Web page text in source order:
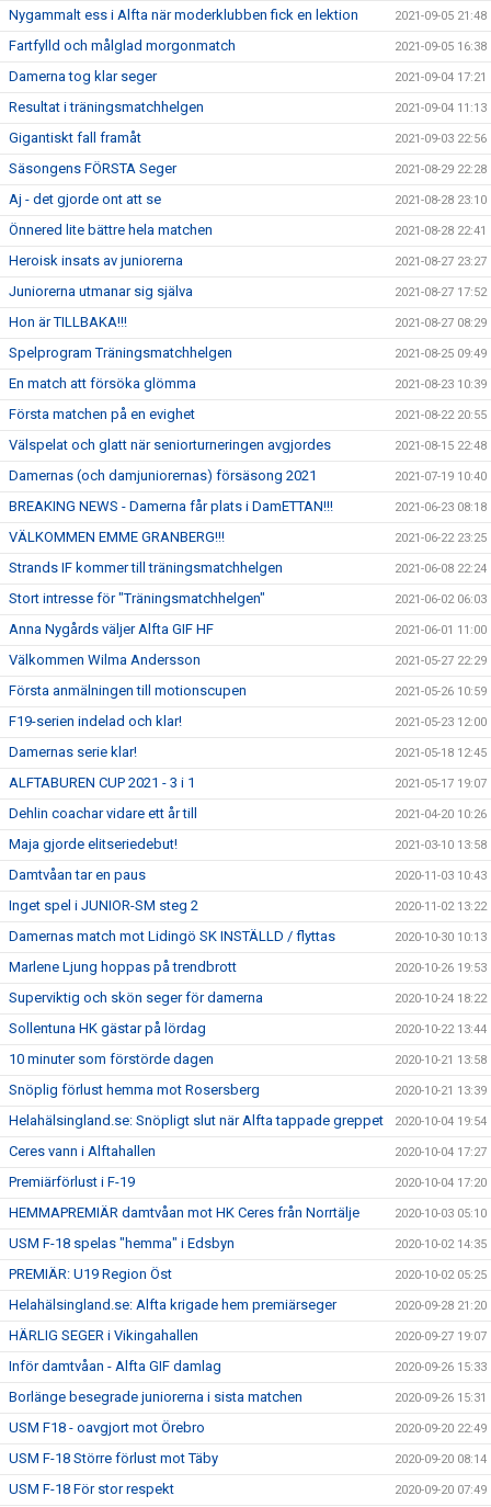
Nygammalt ess i Alfta när moderklubben fick en lektion 2021-09-05 21:48
Fartfylld och målglad morgonmatch 2021-09-05 16:38
Damerna tog klar seger 2021-09-04 17:21
Resultat i träningsmatchhelgen 2021-09-04 11:13
Gigantiskt fall framåt 2021-09-03 22:56
Säsongens FÖRSTA Seger 2021-08-29 22:28
Aj - det gjorde ont att se 2021-08-28 23:10
Önnered lite bättre hela matchen 2021-08-28 22:41
Heroisk insats av juniorerna 2021-08-27 23:27
Juniorerna utmanar sig själva 2021-08-27 17:52
Hon är TILLBAKA!!! 2021-08-27 08:29
Spelprogram Träningsmatchhelgen 2021-08-25 09:49
En match att försöka glömma 2021-08-23 10:39
Första matchen på en evighet 2021-08-22 20:55
Välspelat och glatt när seniorturneringen avgjordes 2021-08-15 22:48
Damernas (och damjuniorernas) försäsong 2021 2021-07-19 10:40
BREAKING NEWS - Damerna får plats i DamETTAN!!! 2021-06-23 08:18
VÄLKOMMEN EMME GRANBERG!!! 2021-06-22 23:25
Strands IF kommer till träningsmatchhelgen 2021-06-08 22:24
Stort intresse för "Träningsmatchhelgen" 2021-06-02 06:03
Anna Nygårds väljer Alfta GIF HF 2021-06-01 11:00
Välkommen Wilma Andersson 2021-05-27 22:29
Första anmälningen till motionscupen 2021-05-26 10:59
F19-serien indelad och klar! 2021-05-23 12:00
Damernas serie klar! 2021-05-18 12:45
ALFTABUREN CUP 2021 - 3 i 1 2021-05-17 19:07
Dehlin coachar vidare ett år till 2021-04-20 10:26
Maja gjorde elitseriedebut! 2021-03-10 13:58
Damtvåan tar en paus 2020-11-03 10:43
Inget spel i JUNIOR-SM steg 2 2020-11-02 13:22
Damernas match mot Lidingö SK INSTÄLLD / flyttas 2020-10-30 10:13
Marlene Ljung hoppas på trendbrott 2020-10-26 19:53
Superviktig och skön seger för damerna 2020-10-24 18:22
Sollentuna HK gästar på lördag 2020-10-22 13:44
10 minuter som förstörde dagen 2020-10-21 13:58
Snöplig förlust hemma mot Rosersberg 2020-10-21 13:39
Helahälsingland.se: Snöpligt slut när Alfta tappade greppet 2020-10-04 19:54
Ceres vann i Alftahallen 2020-10-04 17:27
Premiärförlust i F-19 2020-10-04 17:20
HEMMAPREMIÄR damtvåan mot HK Ceres från Norrtälje 2020-10-03 05:10
USM F-18 spelas "hemma" i Edsbyn 2020-10-02 14:35
PREMIÄR: U19 Region Öst 2020-10-02 05:25
Helahälsingland.se: Alfta krigade hem premiärseger 2020-09-28 21:20
HÄRLIG SEGER i Vikingahallen 2020-09-27 19:07
Inför damtvåan - Alfta GIF damlag 2020-09-26 15:33
Borlänge besegrade juniorerna i sista matchen 2020-09-26 15:31
USM F18 - oavgjort mot Örebro 2020-09-20 22:49
USM F-18 Större förlust mot Täby 2020-09-20 08:14
USM F-18 För stor respekt 2020-09-20 07:49